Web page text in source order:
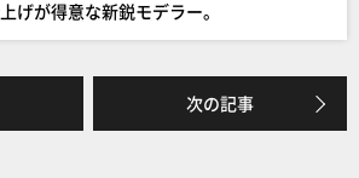
o
k
げが得意な新鋭モデラー。
次の記事